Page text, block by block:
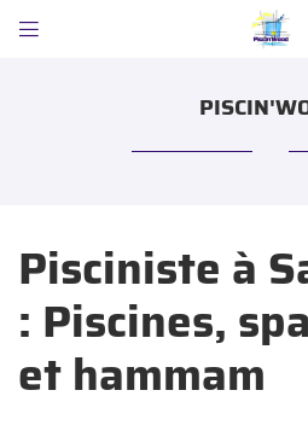

 Adresse email de réception
Pisciniste à
: Piscines,
et hammam